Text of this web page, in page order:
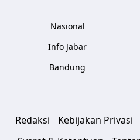
Nasional
Info Jabar
Bandung
Redaksi Kebijakan Privasi